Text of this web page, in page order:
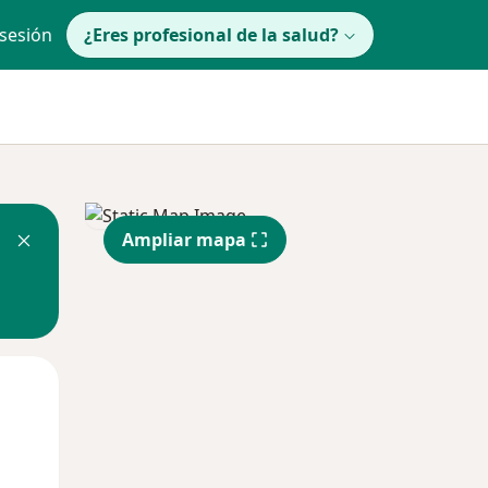
¿Eres profesional de la salud?
Ampliar mapa